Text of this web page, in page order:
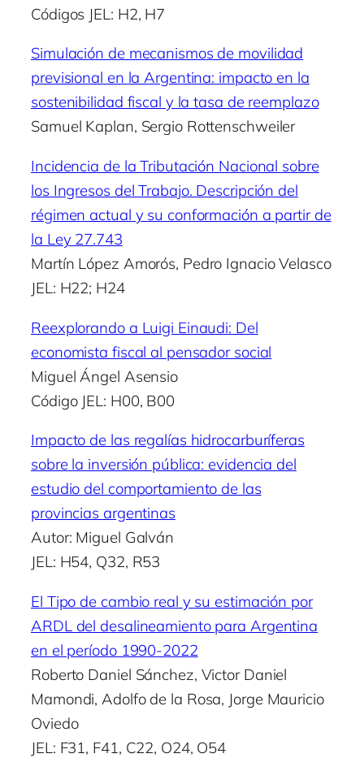
Códigos JEL: H2, H7
Simulación de mecanismos de movilidad
previsional en la Argentina: impacto en la
sostenibilidad fiscal y la tasa de reemplazo
Samuel Kaplan, Sergio Rottenschweiler
Incidencia de la Tributación Nacional sobre
los Ingresos del Trabajo. Descripción del
régimen actual y su conformación a partir de
la Ley 27.743
Martín López Amorós, Pedro Ignacio Velasco
JEL: H22; H24
Reexplorando a Luigi Einaudi: Del
economista fiscal al pensador social
Miguel Ángel Asensio
Código JEL: H00, B00
Impacto de las regalías hidrocarburíferas
sobre la inversión pública: evidencia del
estudio del comportamiento de las
provincias argentinas
Autor: Miguel Galván
JEL: H54, Q32, R53
El Tipo de cambio real y su estimación por
ARDL del desalineamiento para Argentina
en el período 1990-2022
Roberto Daniel Sánchez, Victor Daniel
Mamondi, Adolfo de la Rosa, Jorge Mauricio
Oviedo
JEL: F31, F41, C22, O24, O54